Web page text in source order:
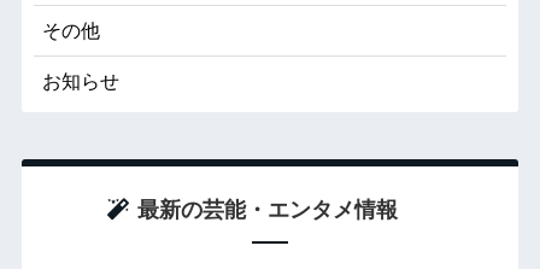
その他
お知らせ
最新の芸能・エンタメ情報